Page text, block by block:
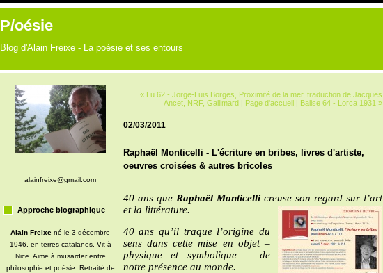
P/oésie
Blog d'Alain Freixe - La poésie et ses entours
alainfreixe@gmail.com
Approche biographique
Alain Freixe né le 3 décembre
1946, en terres catalanes. Vit à
Nice. Aime à musarder entre
philosophie et poésie. Retraité de
« Lu 62 - Jorge-Luis Borges, Proximité de la mer, traduction de Jacques
Ancet, NRF, Gallimard| Page d'accueil| Balise 64 - Lorca 1931 »
02/03/2011
Raphaël Monticelli - L'écriture en bribes, livres d'artiste,
oeuvres croisées & autres bricoles
40 ans que Raphaël Monticellicreuse son regard sur l’art
et la littérature.
40 ans qu’il traque l’origine du
sens dans cette mise en objet –
physique et symbolique – de
notre présence au monde.